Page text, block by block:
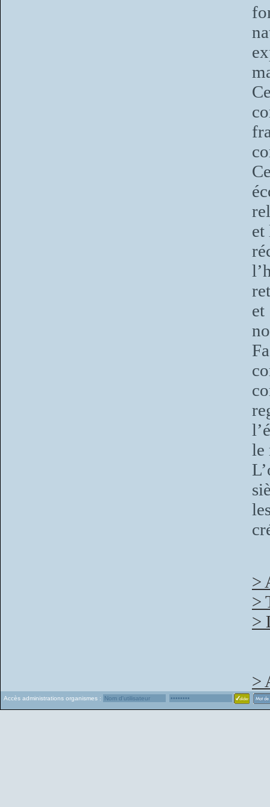
et
et
le
>
>
>
>
Accès administrations organismes :